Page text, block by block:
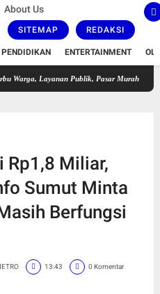
About Us
SITEMAP REDAKSI
PENDIDIKAN ENTERTAINMENT
Publik, Pasar Murah Hingga
Rp1,8 Miliar,
Sumut Minta
Berfungsi
13:43 0 Komentar